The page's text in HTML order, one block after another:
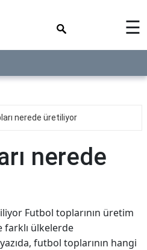
☰
nerede üretiliyor
nerede
Futbol toplarının üretim
farklı ülkelerde
futbol toplarının hangi